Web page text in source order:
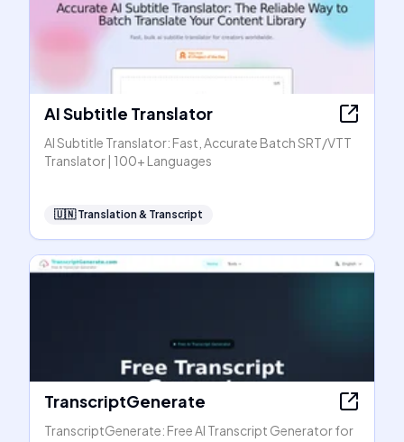
AI Subtitle Translator
AI Subtitle Translator: Fast, Accurate Batch SRT/VTT
Translator | 100+ Languages
🇺🇳 Translation & Transcript
TranscriptGenerate
TranscriptGenerate: Free AI Transcript Generator for